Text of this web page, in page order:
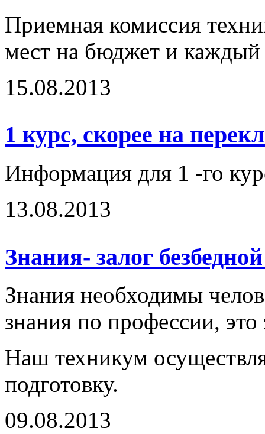
Приемная комиссия
мест на бюджет и
15.08.2013
1 курс, скорее на
Информация для 1 -го
13.08.2013
Знания- залог
Знания необходимы
знания по профессии, это
Наш техникум
подготовку.
09.08.2013